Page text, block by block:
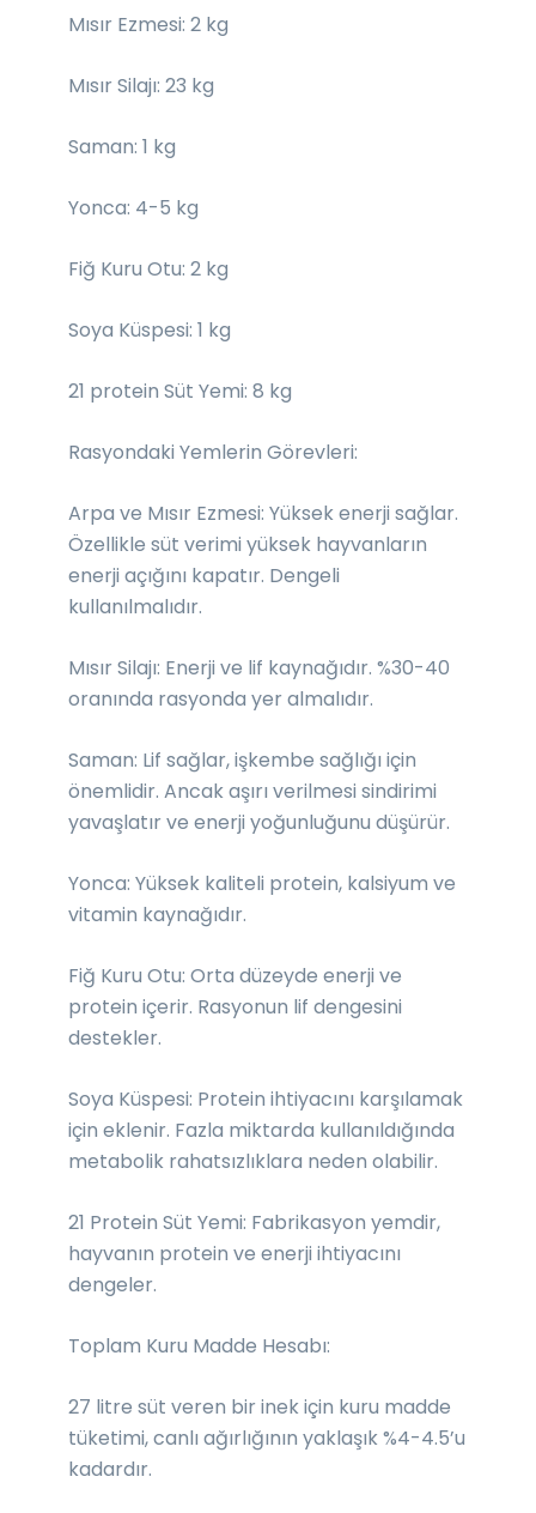
Mısır Ezmesi: 2 kg
Mısır Silajı: 23 kg
Saman: 1 kg
Yonca: 4-5 kg
Fiğ Kuru Otu: 2 kg
Soya Küspesi: 1 kg
21 protein Süt Yemi: 8 kg
Rasyondaki Yemlerin Görevleri:
Arpa ve Mısır Ezmesi: Yüksek enerji sağlar.
Özellikle süt verimi yüksek hayvanların
enerji açığını kapatır. Dengeli
kullanılmalıdır.
Mısır Silajı: Enerji ve lif kaynağıdır. %30-40
oranında rasyonda yer almalıdır.
Saman: Lif sağlar, işkembe sağlığı için
önemlidir. Ancak aşırı verilmesi sindirimi
yavaşlatır ve enerji yoğunluğunu düşürür.
Yonca: Yüksek kaliteli protein, kalsiyum ve
vitamin kaynağıdır.
Fiğ Kuru Otu: Orta düzeyde enerji ve
protein içerir. Rasyonun lif dengesini
destekler.
Soya Küspesi: Protein ihtiyacını karşılamak
için eklenir. Fazla miktarda kullanıldığında
metabolik rahatsızlıklara neden olabilir.
21 Protein Süt Yemi: Fabrikasyon yemdir,
hayvanın protein ve enerji ihtiyacını
dengeler.
Toplam Kuru Madde Hesabı:
27 litre süt veren bir inek için kuru madde
tüketimi, canlı ağırlığının yaklaşık %4-4.5’u
kadardır.